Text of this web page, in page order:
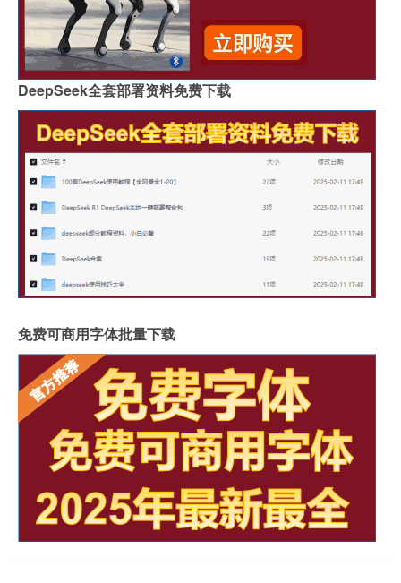
DeepSeek全套部署资料免费下载
免费可商用字体批量下载